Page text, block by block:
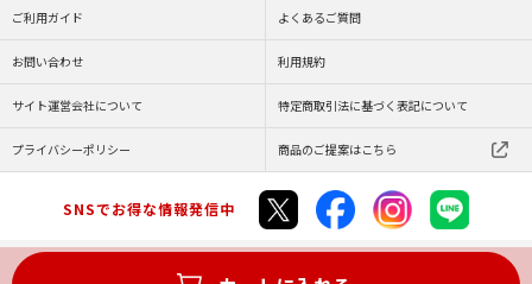
ご利用ガイド よくあるご質問
お問い合わせ 利用規約
サイト運営会社について 特定商取引法に基づく表記について
プライバシーポリシー 商品のご提案はこちら
SNSでお得な情報発信中